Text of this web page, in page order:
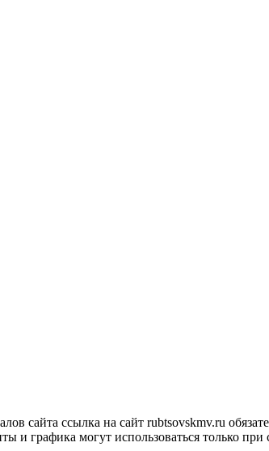
ссылка на сайт rubtsovskmv.ru
графика могут использоваться только